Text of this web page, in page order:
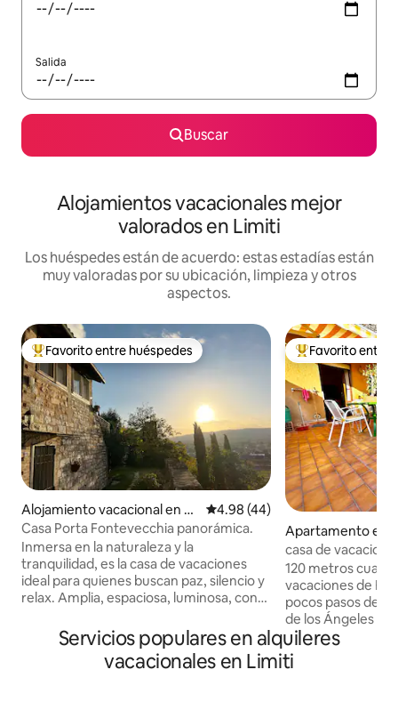
Salida
Buscar
Alojamientos vacacionales mejor
valorados en Limiti
Los huéspedes están de acuerdo: estas estadías están
muy valoradas por su ubicación, limpieza y otros
aspectos.
Favorito entre huéspedes preferido
Favorito entre huéspedes
Alojamiento vacacional en Sp
ello
Calificación promedio: 4.98 de
4.98 (44)
Casa Porta Fontevecchia panorámica.
Inmersa en la naturaleza y la
tranquilidad, es la casa de vacaciones
ideal para quienes buscan paz, silencio y
relax. Amplia, espaciosa, luminosa, con
ambientes para disfrutar. Se remonta al
año 1600 y ha sido finamente
restaurada. Se encuentra en Umbría, en
Favorito entre
Favorito entre
Apartamento en
a degli Angeli
casa de
120 metros
vacaciones de
pocos pasos de la
de los Ángeles 3
camas dobles 2
baños una
a Asís y una gran
Servicios populares en alquileres
vacacionales en Limiti